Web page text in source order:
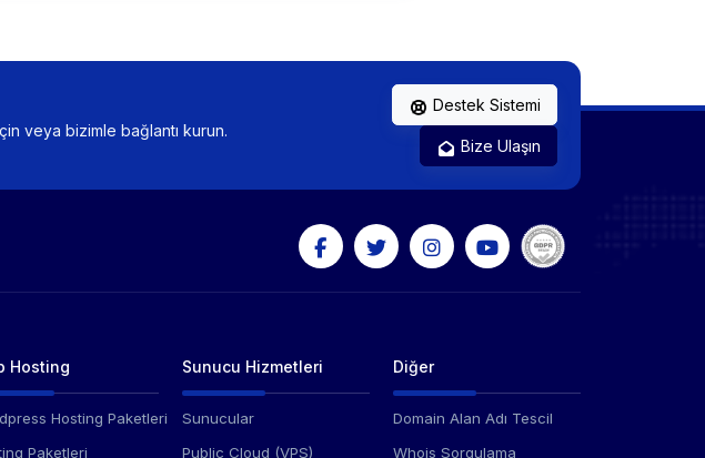
veya bizimle bağlantı kurun.
Destek Sistemi
Bize Ulaşın
Hosting
Hosting Paketleri
Paketleri
Sunucu Hizmetleri
Sunucular
Public Cloud (VPS)
Diğer
Domain Alan Adı Tescil
Whois Sorgulama